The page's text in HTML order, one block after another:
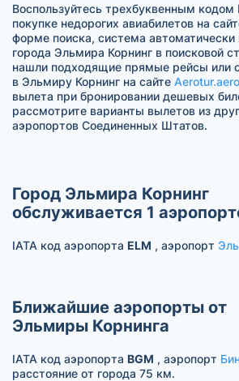
Воспользуйтесь трехбуквенным кодом
покупке недорогих авиабилетов на
форме поиска, система автоматически
города Эльмира Корнинг в поисковой
нашли подходящие прямые рейсы или
в Эльмиру Корнинг на сайте Aerotur.aero
вылета при бронировании дешевых
рассмотрите варианты вылетов из
аэропортов Соединенных Штатов.
Город Эльмира Корнинг
обслуживается 1
IATA код аэропорта ELM , аэропорт
Ближайшие аэропорты от
Эльмиры Корнинга
IATA код аэропорта BGM , аэропорт
расстояние от города 75 км.